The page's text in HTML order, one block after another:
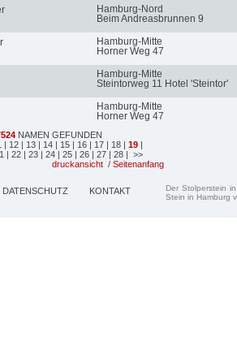
Hamburg-Nord
Beim Andreasbrunnen 9
Hamburg-Mitte
Horner Weg 47
Hamburg-Mitte
Steintorweg 11 Hotel 'Steintor'
Hamburg-Mitte
Horner Weg 47
NAMEN GEFUNDEN
| 12 | 13 | 14 | 15 | 16 | 17 | 18 | 19 |
| 22 | 23 | 24 | 25 | 26 | 27 | 28 | >>
druckansicht / Seitenanfang
DATENSCHUTZ KONTAKT
Der Stolperstein
Stein in Hamburg